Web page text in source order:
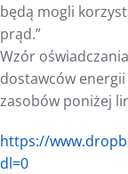
będą mogli
prąd.”
Wzór
dostawców
zasobów poniżej
https://
dl=0